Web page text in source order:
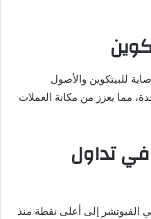
للبيتكوين والأصول
مما يعزز من مكانة العملات
تداول
إلى أعلى نقطة منذ